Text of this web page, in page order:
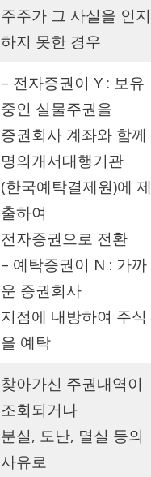
주주가 그 사실을 인지
하지 못한 경우
– 전자증권이 Y : 보유
중인 실물주권을
증권회사 계좌와 함께
명의개서대행기관
(한국예탁결제원)에 제
출하여
전자증권으로 전환
– 예탁증권이 N : 가까
운 증권회사
지점에 내방하여 주식
을 예탁
찾아가신 주권내역이
조회되거나
분실, 도난, 멸실 등의
사유로